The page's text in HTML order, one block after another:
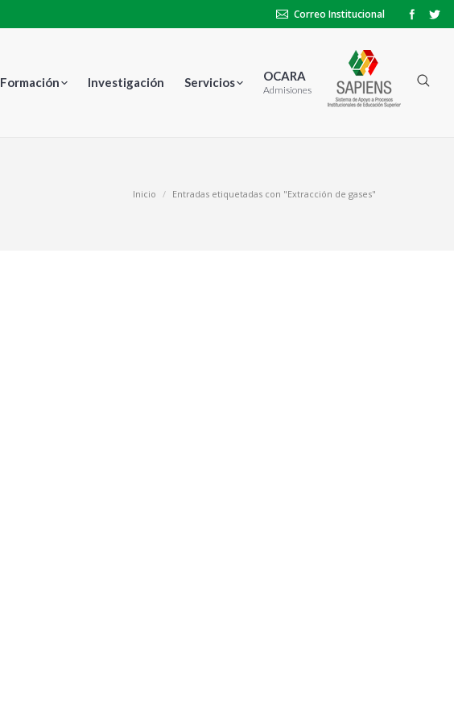
Correo Institucional
Formación Investigación Servicios OCARA
Admisiones
Inicio Entradas etiquetadas con "Extracción de gases"